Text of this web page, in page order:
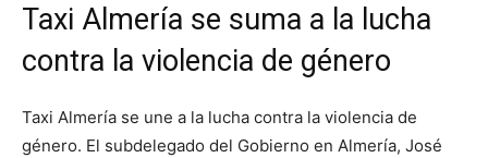
Taxi Almería se suma a la lucha
contra la violencia de género
Taxi Almería se une a la lucha contra la violencia de
género. El subdelegado del Gobierno en Almería, José